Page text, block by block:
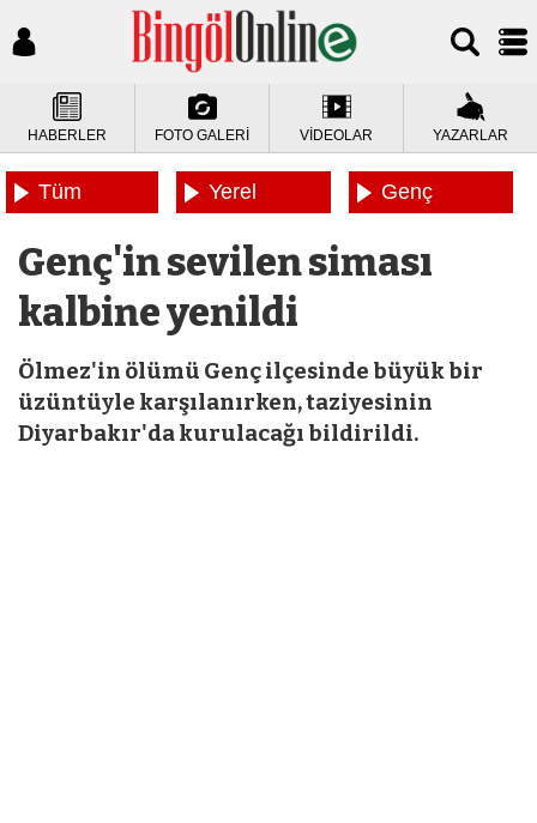
HABERLER FOTO GALERİ VİDEOLAR YAZARLAR
Tüm
Yerel
Genç
Genç'in sevilen siması
kalbine yenildi
Ölmez'in ölümü Genç ilçesinde büyük bir
üzüntüyle karşılanırken, taziyesinin
Diyarbakır'da kurulacağı bildirildi.